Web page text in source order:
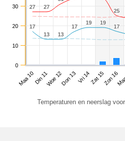
27
27 27
27
25
25
17
17
13
13 13
13
17
17
19
19 19
19
17
17
Maa 10Din 11Woe 12Don 13Vri 14Zat 15Zon 16
0
10
20
30
Temperaturen en neerslag